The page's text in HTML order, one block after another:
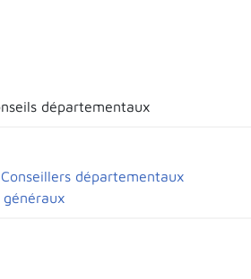
départementaux
départementaux
généraux